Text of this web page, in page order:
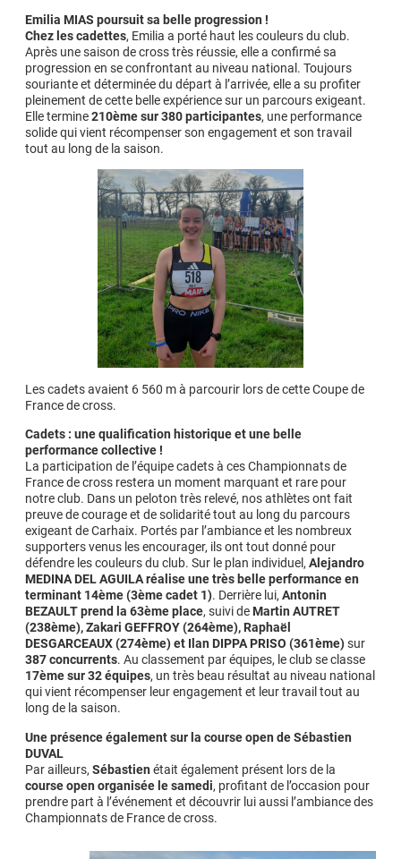
Emilia MIAS poursuit sa belle progression !
Chez les cadettes, Emilia a porté haut les couleurs du club.
Après une saison de cross très réussie, elle a confirmé sa
progression en se confrontant au niveau national. Toujours
souriante et déterminée du départ à l’arrivée, elle a su profiter
pleinement de cette belle expérience sur un parcours exigeant.
Elle termine210ème sur 380 participantes, une performance
solide qui vient récompenser son engagement et son travail
tout au long de la saison.
Les cadets avaient 6 560 m à parcourir lors de cette Coupe de
France de cross.
Cadets : une qualification historique et une belle
performance collective !
La participation de l’équipe cadets à ces Championnats de
France de cross restera un moment marquant et rare pour
notre club. Dans un peloton très relevé, nos athlètes ont fait
preuve de courage et de solidarité tout au long du parcours
exigeant de Carhaix. Portés par l’ambiance et les nombreux
supporters venus les encourager, ils ont tout donné pour
défendre les couleurs du club. Sur le plan individuel, Alejandro
MEDINA DEL AGUILA réalise une très belle performance en
terminant 14ème (3ème cadet 1). Derrière lui, Antonin
BEZAULT prend la 63ème place, suivi de Martin AUTRET
(238ème), Zakari GEFFROY (264ème), Raphaël
DESGARCEAUX (274ème) et Ilan DIPPA PRISO (361ème)sur
387 concurrents. Au classement par équipes, le club se classe
17ème sur 32 équipes, un très beau résultat au niveau national
qui vient récompenser leur engagement et leur travail tout au
long de la saison.
Une présence également sur la course open de Sébastien
DUVAL
Par ailleurs, Sébastien était également présent lors de la
course open organisée le samedi, profitant de l’occasion pour
prendre part à l’événement et découvrir lui aussi l’ambiance des
Championnats de France de cross.